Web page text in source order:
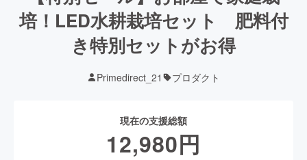
培！LED水耕栽培セット 肥料付
き特別セットがお得
Primedirect_21 プロダクト
現在の支援総額
12,980円